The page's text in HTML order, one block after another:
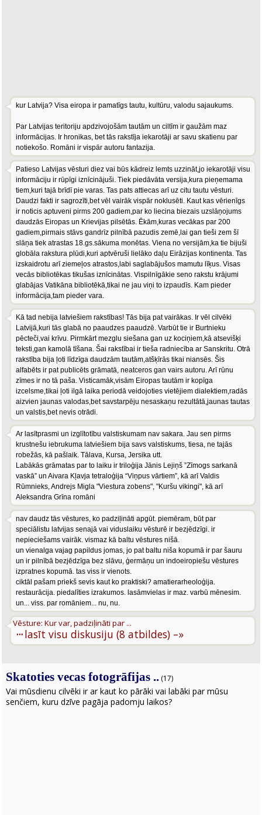
kur Latvija? Visa eiropa ir pamatīgs tautu, kultūru, valodu sajaukums.
Par Latvijas teritoriju apdzivojošām tautām un ciltīm ir gaužām maz
informācijas. Ir hronikas, bet tās rakstīja iekarotāji ar savu skatienu par
notiekošo. Romāni ir vispār autoru fantazija.
Patieso Latvijas vēsturi diez vai būs kādreiz lemts uzzināt,jo iekarotāji visu
informāciju ir rūpīgi iznīcinājuši. Tiek piedāvāta versija,kura pieņemama
tiem,kuri tajā brīdī pie varas. Tas pats attiecas arī uz citu tautu vēsturi.
Daudzi fakti ir sagrozīti,bet vēl vairāk vispār noklusēti. Kaut kas vērienīgs
ir noticis aptuveni pirms 200 gadiem,par ko liecina biezais uzslāņojums
daudzās Eiropas un Krievijas pilsētās. Ēkām,kuras vecākas par 200
gadiem,pirmais stāvs gandrīz pilnībā pazudis zemē,lai gan tieši zem šī
slāņa tiek atrastas 18.gs.sākuma monētas. Viena no versijām,ka tie bijuši
globāla rakstura plūdi,kuri aptvēruši lielāko daļu Eirāzijas kontinenta. Tas
izskaidrotu arī ziemeļos atrastos,labi saglabājušos mamutu līķus. Visas
vecās bibliotēkas tikušas iznīcinātas. Vispilnīgākie seno rakstu krājumi
glabājas Vatikāna bibliotēkā,tikai ne jau viņi to izpaudīs. Kam pieder
informācija,tam pieder vara.
Kā tad nebija latviešiem rakstības! Tās bija pat vairākas. Ir vēl cilvēki
Latvijā,kuri tās glabā no paaudzes paaudzē. Varbūt tie ir Burtnieku
pēcteči,vai krīvu. Pirmkārt mezglu siešana gan uz kociņiem,kā atsevišķi
teksti,gan kamolā tīšana. Šai rakstībai ir tieša radniecība ar Sanskritu. Otrā
rakstība bija ļoti līdzīga daudzām tautām,atšķīrās tikai niansēs. Šis
alfabēts ir pat publicēts grāmatā, neatceros gan vairs autoru. Arī rūnu
zīmes ir no tā paša. Visticamāk,visām Eiropas tautām ir kopīga
izcelsme,tikai ļoti ilgā laika periodā veidojoties vietējiem dialektiem,radās
aizvien jaunas valodas,bet savstarpēju nesaskaņu rezultātā,jaunas tautas
un valstis,bet nevis otrādi.
Ar lasītprasmi un izglītotību valstiskumam nav sakara. Jau sen pirms
krustnešu iebrukuma latviešiem bija savs valstiskums, tiesa, ne tajās
robežās, kā pašlaik. Tālava, Kursa, Jersika utt.
Labākās grāmatas par to laiku ir triloģija Jānis Lejiņš ”Zīmogs sarkanā
vaskā” un Aivara Kļavja tetraloģija “Viņpus vārtiem”, kā arī Valdis
Rūmnieks, Andrejs Migla "Viestura zobens", "Kuršu vikingi", kā arī
Aleksandra Grīna romāni
nav daudz tās vēstures, ko padziļināti apgūt. piemēram, būt par
speciālistu latvijas senajā vai viduslaiku vēsturē ir bezjēdzīgi. ir
nepieciešams vairāk. vismaz kā baltu vēstures nišā.
un vienalga vajag papildus jomas, jo pat baltu niša kopumā ir par šauru
un ir pilnībā bezjēdzīga bez slāvu, ģermāņu un indoeiropiešu vēstures
izpratnes kopumā. tas viss ir vienots.
ciktāl pašam priekš sevis kaut ko praktiski? amatierarheoloģija.
restaurācija. piedalīties izrakumos. lasāmvielas ir maz. varbū mēnesim.
un... viss. par romāniem... nu, nu.
···
Vēsture: Kur var, padziļināti par ...
lasīt visu diskusiju (8 atbildes) –»
Skatoties vecas fotogrāfijas .. (17)
Vai mūsdienu cilvēki ir ar kaut ko pārāki vai labāki par mūsu
senčiem, kuru dzīve pagāja padomju laikos?